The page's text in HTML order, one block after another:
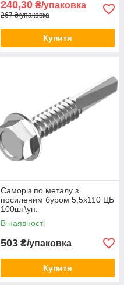
240,30 ₴/упаковка
267 ₴/упаковка
Купити
Саморіз по металу з
посиленим буром 5,5х110 ЦБ
100шт\уп.
В наявності
503 ₴/упаковка
Купити